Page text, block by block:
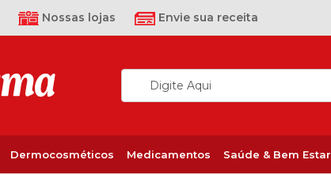
Nossas lojas Envie sua receita
Dermocosméticos Medicamentos Saúde & Bem Estar